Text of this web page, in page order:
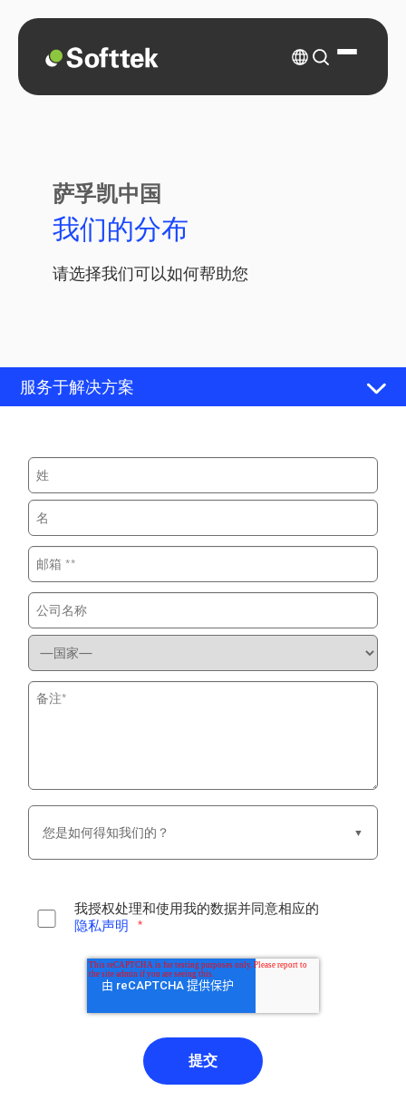
萨孚凯中国
我们的分布
请选择我们可以如何帮助您
服务于解决方案
您是如何得知我们的？ ▼
我授权处理和使用我的数据并同意相应的
隐私声明 *